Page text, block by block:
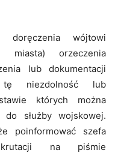
doręczenia wójtowi
miasta) orzeczenia
lub dokumentacji
tę niezdolność lub
których można
służby wojskowej.
poinformować szefa
na piśmie